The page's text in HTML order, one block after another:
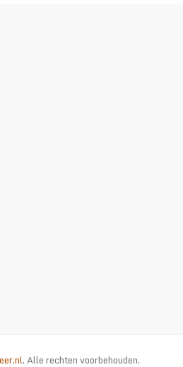
. Alle rechten voorbehouden.